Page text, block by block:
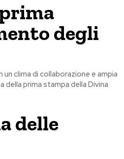
degli
clima di collaborazione e ampia
prima stampa della Divina
delle